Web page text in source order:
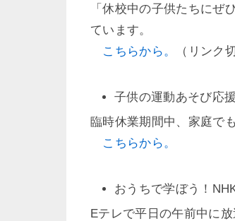
「休校中の子供たちに
ています。
こちらから。
（リンク
子供の運動あそび応
臨時休業期間中、家庭で
こちらから。
おうちで学ぼう！
Eテレで平日の午前中に